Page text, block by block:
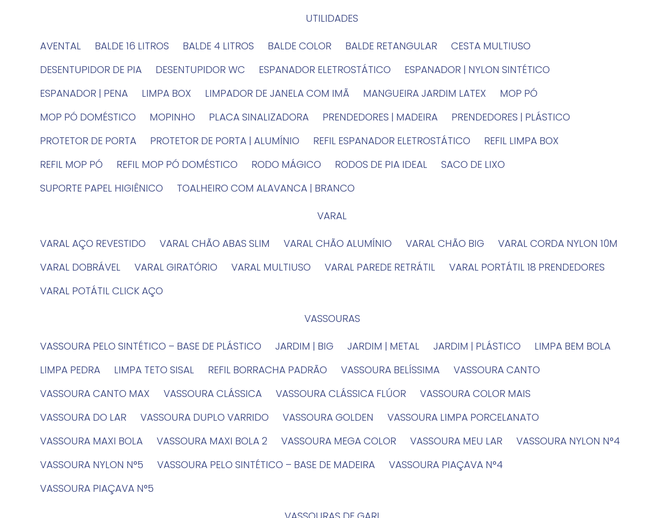
UTILIDADES
AVENTAL
BALDE 16 LITROS BALDE 4 LITROS BALDE COLOR BALDE RETANGULAR
CESTA MULTIUSO
DESENTUPIDOR DE PIA
DESENTUPIDOR WC ESPANADOR ELETROSTÁTICO
ESPANADOR | NYLON SINTÉTICO
ESPANADOR | PENA
LIMPA BOX LIMPADOR DE JANELA COM IMÃ MANGUEIRA JARDIM LATEX
MOP PÓ
MOP PÓ DOMÉSTICO
MOPINHO PLACA SINALIZADORA PRENDEDORES | MADEIRA
PRENDEDORES | PLÁSTICO
PROTETOR DE PORTA
PROTETOR DE PORTA | ALUMÍNIO REFIL ESPANADOR ELETROSTÁTICO
REFIL LIMPA BOX
REFIL MOP PÓ
REFIL MOP PÓ DOMÉSTICO RODO MÁGICO RODOS DE PIA IDEAL
SACO DE LIXO
SUPORTE PAPEL HIGIÊNICO
TOALHEIRO COM ALAVANCA | BRANCO
VARAL
VARAL AÇO REVESTIDO
VARAL CHÃO ABAS SLIM VARAL CHÃO ALUMÍNIO VARAL CHÃO BIG
VARAL CORDA NYLON 10M
VARAL DOBRÁVEL
VARAL GIRATÓRIO VARAL MULTIUSO VARAL PAREDE RETRÁTIL
VARAL PORTÁTIL 18 PRENDEDORES
VARAL POTÁTIL CLICK AÇO
VASSOURAS
VASSOURA PELO SINTÉTICO – BASE DE PLÁSTICO
JARDIM | BIG JARDIM | METAL JARDIM | PLÁSTICO
LIMPA BEM BOLA
LIMPA PEDRA
LIMPA TETO SISAL REFIL BORRACHA PADRÃO VASSOURA BELÍSSIMA
VASSOURA CANTO
VASSOURA CANTO MAX
VASSOURA CLÁSSICA VASSOURA CLÁSSICA FLÚOR
VASSOURA COLOR MAIS
VASSOURA DO LAR
VASSOURA DUPLO VARRIDO VASSOURA GOLDEN
VASSOURA LIMPA PORCELANATO
VASSOURA MAXI BOLA
VASSOURA MAXI BOLA 2 VASSOURA MEGA COLOR VASSOURA MEU LAR
VASSOURA NYLON N°4
VASSOURA NYLON N°5
VASSOURA PELO SINTÉTICO – BASE DE MADEIRA
VASSOURA PIAÇAVA N°4
VASSOURA PIAÇAVA N°5